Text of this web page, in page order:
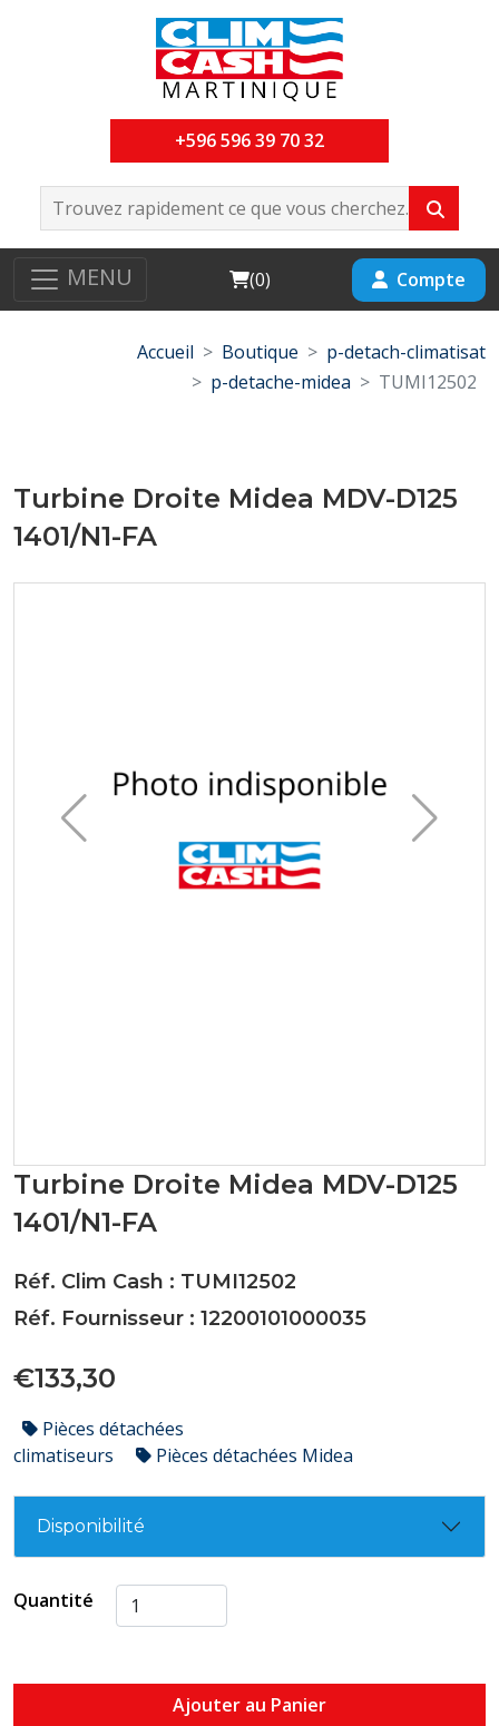
+596 596 39 70 32
MENU Cart
(0) Compte
Accueil Boutique
p-detach-climatisat
p-detache-midea
TUMI12502
Turbine Droite Midea MDV-D125
1401/N1-FA
Turbine Droite Midea MDV-D125
1401/N1-FA
Réf. Clim Cash : TUMI12502
Réf. Fournisseur : 12200101000035
€133,30
Pièces détachées
climatiseurs
Pièces détachées Midea
Disponibilité
Quantité
Ajouter au Panier